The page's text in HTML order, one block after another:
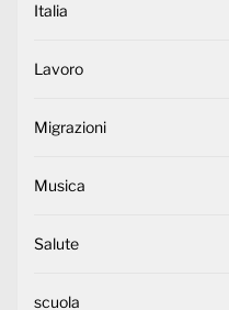
Italia
Lavoro
Migrazioni
Musica
Salute
scuola